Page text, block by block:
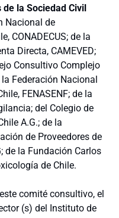
la Sociedad Civil
Nacional de
CONADECUS; de la
Directa, CAMEVED;
Consultivo Complejo
Federación Nacional
FENASENF; de la
del Colegio de
A.G.; de la
de Proveedores de
de la Fundación Carlos
de Chile.
comité consultivo, el
(s) del Instituto de